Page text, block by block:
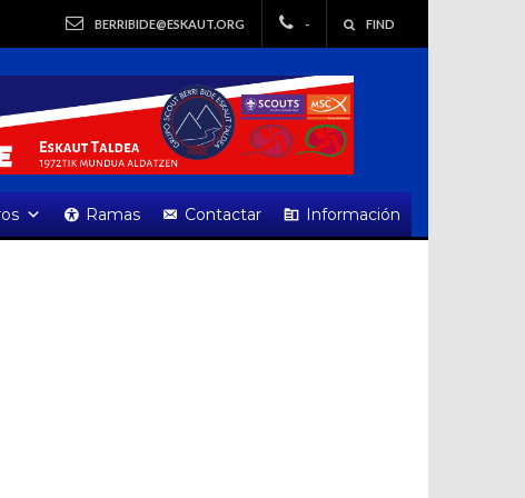
BERRIBIDE@ESKAUT.ORG - FIND
Ramas Contactar Información